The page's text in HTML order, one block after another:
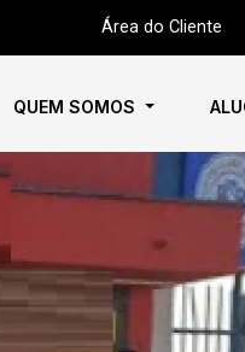
Área do Cliente
QUEM SOMOS